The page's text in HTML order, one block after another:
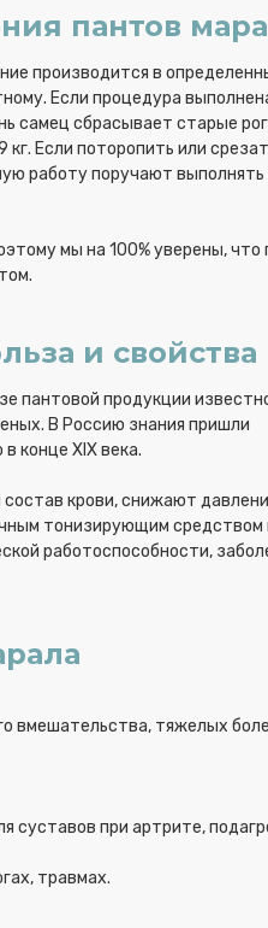
пантов
производится в
Если процедура
самец сбрасывает старые
Если поторопить или
работу поручают выполнять
мы на 100% уверены, что
и свойства
пантовой продукции
В Россию знания пришли
конце XIX века.
крови, снижают
тонизирующим средством
работоспособности,
вмешательства, тяжелых
суставов при артрите,
травмах.